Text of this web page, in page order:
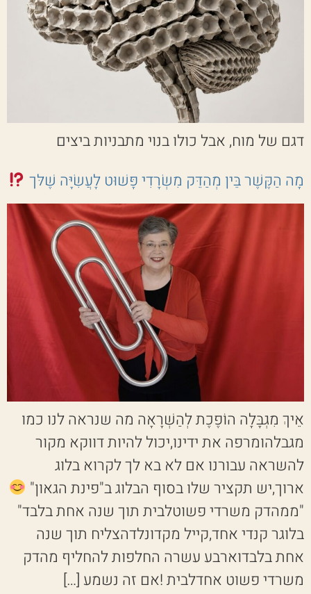
דגם של מוח, אבל כולו בנוי מתבניות ביצים
מָה הַקֶּשֶׁר בֵּין מְהַדֵּק מִשְׂרָדִי פָּשׁוּט לָעֲשִׂיָּה שֶׁלּך
אֵיךְ מִגְבָּלָה הוֹפֶכֶת לְהַשְׁרָאָה מה שנראה לנו כמו
מגבלהומרפה את ידינו,יכול להיות דווקא מקור
להשראה עבורנו אם לא בא לך לקרוא בלוג
ארוך,יש תקציר שלו בסוף הבלוג ב"פינת הגאון"
"ממהדק משרדי פשוטלבית תוך שנה אחת בלבד"
בלוגר קנדי אחד,קייל מקדונלדהצליח תוך שנה
אחת בלבדוארבע עשרה החלפות להחליף מהדק
משרדי פשוט אחדלבית !אם זה נשמע […]